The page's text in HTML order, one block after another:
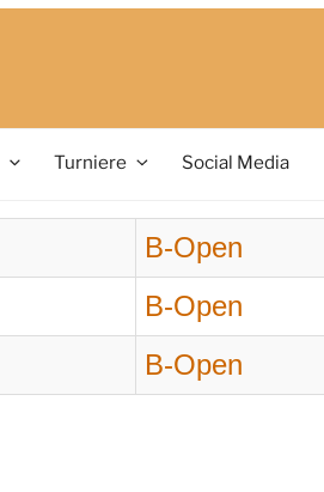
Turniere Social Media
B-Open
B-Open
B-Open